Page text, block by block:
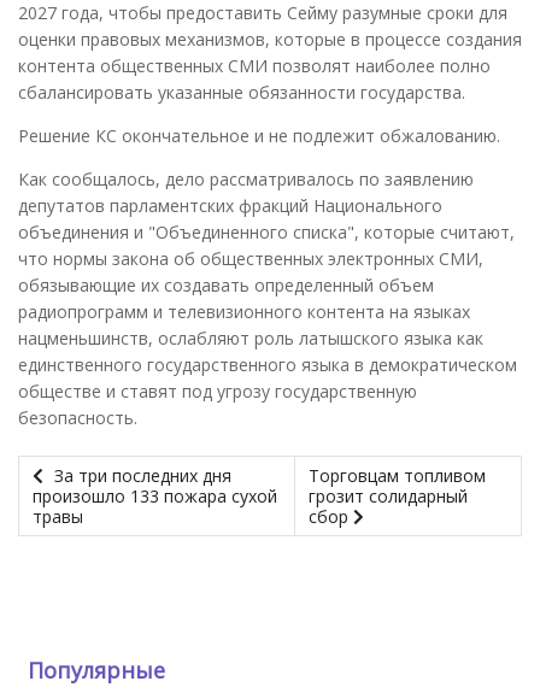
2027 года, чтобы предоставить Сейму разумные сроки для
оценки правовых механизмов, которые в процессе создания
контента общественных СМИ позволят наиболее полно
сбалансировать указанные обязанности государства.
Решение КС окончательное и не подлежит обжалованию.
Как сообщалось, дело рассматривалось по заявлению
депутатов парламентских фракций Национального
объединения и "Объединенного списка", которые считают,
что нормы закона об общественных электронных СМИ,
обязывающие их создавать определенный объем
радиопрограмм и телевизионного контента на языках
нацменьшинств, ослабляют роль латышского языка как
единственного государственного языка в демократическом
обществе и ставят под угрозу государственную
безопасность.
За три последних дня
произошло 133 пожара сухой
травы
Торговцам топливом
грозит солидарный
сбор
Популярные